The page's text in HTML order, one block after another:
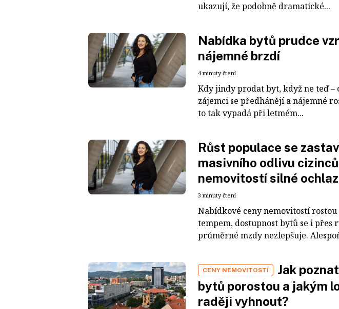
ukazují, že podobně dramatické...
Nabídka bytů prudce
nájemné brzdí
4 minuty čtení
Kdy jindy prodat byt, když ne teď –
zájemci se předhánějí a nájemné
to tak vypadá při letmém...
Růst populace se
masivního odlivu
nemovitostí silné
3 minuty čtení
Nabídkové ceny nemovitostí
tempem, dostupnost bytů se i přes
průměrné mzdy nezlepšuje.
CENY NEMOVITOSTÍ
Jak
bytů porostou a jakým
raději vyhnout?